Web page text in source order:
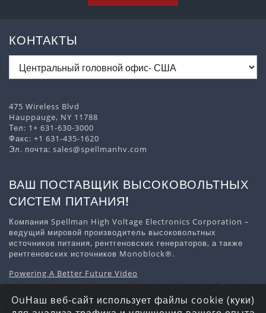
КОНТАКТЫ
475 Wireless Blvd
Hauppauge, NY 11788
Тел: 1+ 631-630-3000
Факс: +1 631-435-1620
Эл. почта: sales@spellmanhv.com
ВАШ ПОСТАВЩИК ВЫСОКОВОЛЬТНЫХ
СИСТЕМ ПИТАНИЯ!
Компания Spellman High Voltage Electronics Corporation –
ведущий мировой производитель высоковольтных
источников питания, рентгеновских генераторов, а также
рентгеновских источников Monoblock®.
Powering A Better Future Video
OuНаш веб-сайт использует файлы cookie (куки)